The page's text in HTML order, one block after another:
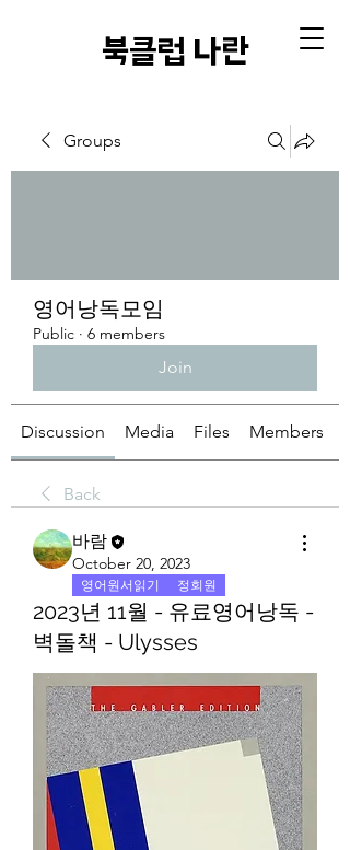
​북클럽 나란
Groups
영어낭독모임
Public · 6 members
Join
Discussion Media Files Members
Back
바람
October 20, 2023
영어원서읽기 정회원
2023년 11월 - 유료영어낭독 -
벽돌책 - Ulysses